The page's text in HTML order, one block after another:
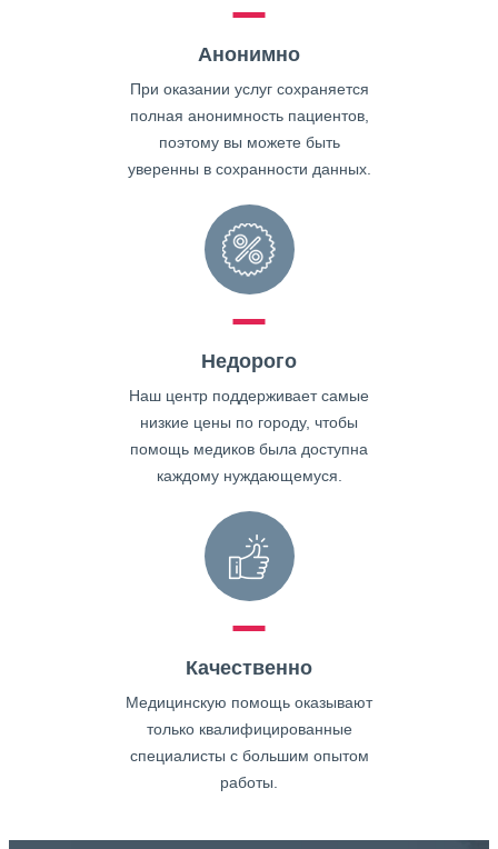
Анонимно
При оказании услуг сохраняется
полная анонимность пациентов,
поэтому вы можете быть
уверенны в сохранности данных.
Недорого
Наш центр поддерживает самые
низкие цены по городу, чтобы
помощь медиков была доступна
каждому нуждающемуся.
Качественно
Медицинскую помощь оказывают
только квалифицированные
специалисты с большим опытом
работы.